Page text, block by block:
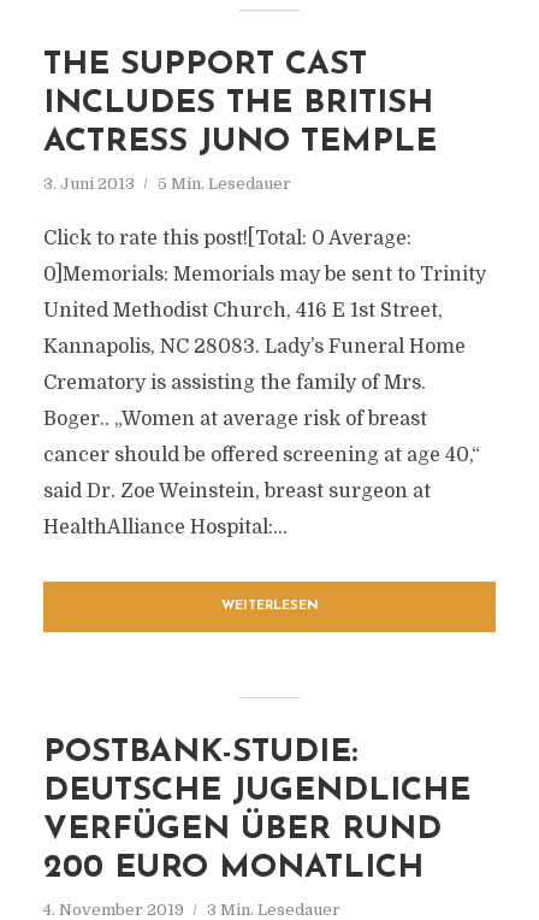
THE SUPPORT CAST
INCLUDES THE BRITISH
ACTRESS JUNO TEMPLE
3. Juni 2013 5 Min. Lesedauer
Click to rate this post![Total: 0 Average:
0]Memorials: Memorials may be sent to Trinity
United Methodist Church, 416 E 1st Street,
Kannapolis, NC 28083. Lady’s Funeral Home
Crematory is assisting the family of Mrs.
Boger.. „Women at average risk of breast
cancer should be offered screening at age 40,“
said Dr. Zoe Weinstein, breast surgeon at
HealthAlliance Hospital:...
WEITERLESEN
POSTBANK-STUDIE:
DEUTSCHE JUGENDLICHE
VERFÜGEN ÜBER RUND
200 EURO MONATLICH
4. November 2019 3 Min. Lesedauer